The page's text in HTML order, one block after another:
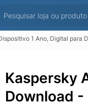
1 Ano, Digital para
Kaspersky
Download -